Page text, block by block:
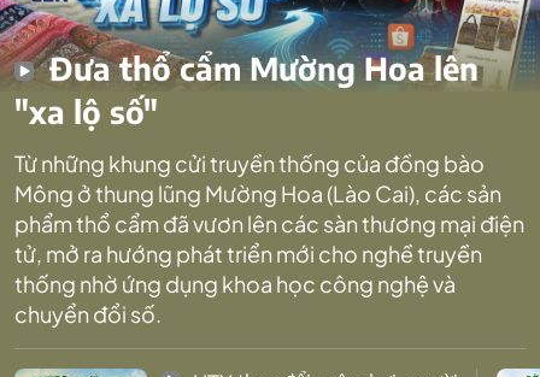
Đưa thổ cẩm Mường Hoa lên
"xa lộ số"
Từ những khung cửi truyền thống của đồng bào
Mông ở thung lũng Mường Hoa (Lào Cai), các sản
phẩm thổ cẩm đã vươn lên các sàn thương mại điện
tử, mở ra hướng phát triển mới cho nghề truyền
thống nhờ ứng dụng khoa học công nghệ và
chuyển đổi số.